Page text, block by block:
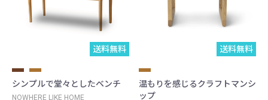
送料無料
シンプルで堂々としたベンチ
NOWHERE LIKE HOME
送料無料
温もりを感じるクラフトマンシ
ップ